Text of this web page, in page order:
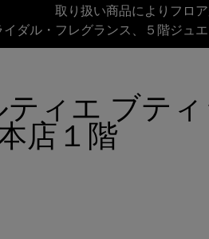
取り扱い商品によりフロ
イダル・フレグランス、５階ジュ
ィエ ブティ
店１階